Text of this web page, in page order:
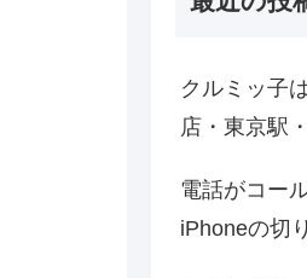
クルミッ子
店・東京駅
電話がコー
iPhoneの切